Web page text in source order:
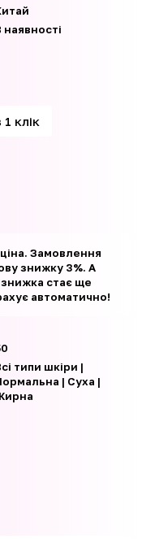
наявності
1 клік
Замовлення
знижку 3%. А
стає ще
автоматично!
типи шкіри |
| Суха |